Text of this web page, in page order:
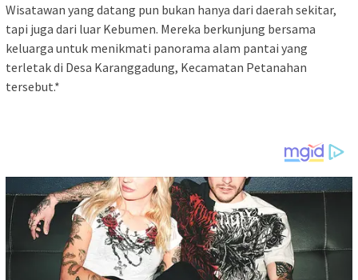
Wisatawan yang datang pun bukan hanya dari daerah sekitar,
tapi juga dari luar Kebumen. Mereka berkunjung bersama
keluarga untuk menikmati panorama alam pantai yang
terletak di Desa Karanggadung, Kecamatan Petanahan
tersebut.*